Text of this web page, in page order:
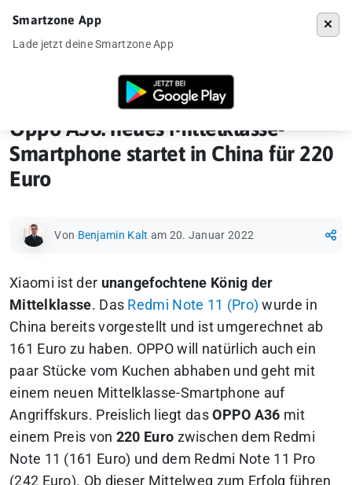
Oppo A36: neues Mittelklasse-Smartphone
Oppo A36: neues Mittelklasse-
Smartphone startet in China für 220
Euro
Von Benjamin Kalt am 20. Januar 2022
Xiaomi ist der unangefochtene König der
Mittelklasse. Das Redmi Note 11 (Pro) wurde in
China bereits vorgestellt und ist umgerechnet ab
161 Euro zu haben. OPPO will natürlich auch ein
paar Stücke vom Kuchen abhaben und geht mit
einem neuen Mittelklasse-Smartphone auf
Angriffskurs. Preislich liegt dasOPPO A36 mit
einem Preis von 220 Euro zwischen dem Redmi
Note 11 (161 Euro) und dem Redmi Note 11 Pro
(242 Euro). Ob dieser Mittelweg zum Erfolg führen
Smartzone App
Lade jetzt deine Smartzone App